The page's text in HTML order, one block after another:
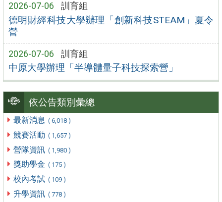
2026-07-06 訓育組
德明財經科技大學辦理「創新科技STEAM」夏令
營
2026-07-06 訓育組
中原大學辦理「半導體量子科技探索營」
依公告類別彙總
最新消息 ( 6,018 )
競賽活動 ( 1,657 )
營隊資訊 ( 1,980 )
獎助學金 ( 175 )
校內考試 ( 109 )
升學資訊 ( 778 )